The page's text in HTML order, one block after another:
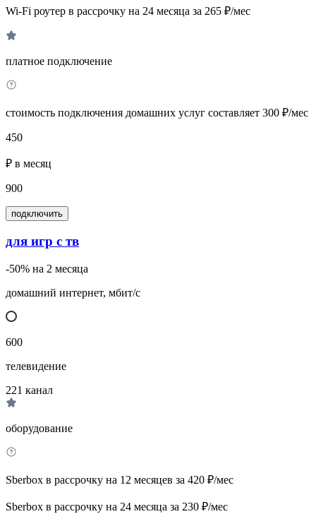
Wi-Fi роутер в рассрочку на 24 месяца за 265 ₽/мес
платное подключение
стоимость подключения домашних услуг составляет 300 ₽/мес
450
₽ в месяц
900
подключить
для игр с тв
-50% на 2 месяца
домашний интернет, мбит/с
600
телевидение
221 канал
оборудование
Sberbox в рассрочку на 12 месяцев за 420 ₽/мес
Sberbox в рассрочку на 24 месяца за 230 ₽/мес